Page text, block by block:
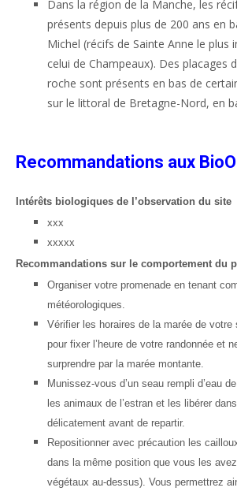
Dans la région de la Manche, les
présents depuis plus de 200 ans en
Michel (récifs de Sainte Anne le
celui de Champeaux). Des placages
roche sont présents en bas de
sur le littoral de Bretagne-Nord, en
Recommandations aux
Intérêts biologiques de l’observation du site
xxx
xxxxx
Recommandations sur le comportement du
Organiser votre promenade en tenant
météorologiques.
Vérifier les horaires de la marée de votre
pour fixer l’heure de votre randonnée et
surprendre par la marée montante.
Munissez-vous d’un seau rempli d’eau
les animaux de l’estran et les libérer
délicatement avant de repartir.
Repositionner avec précaution les
dans la même position que vous les
végétaux au-dessus). Vous permettrez